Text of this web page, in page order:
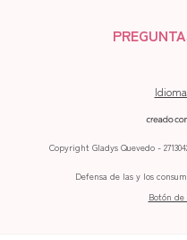
Copyright Gladys Quevedo -
Defensa de las y los
Botón